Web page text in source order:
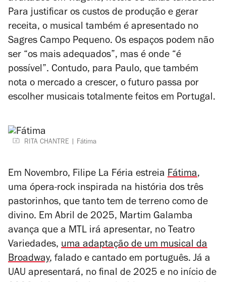
Para justificar os custos de produção e gerar
receita, o musical também é apresentado no
Sagres Campo Pequeno. Os espaços podem não
ser “os mais adequados”, mas é onde “é
possível”. Contudo, para Paulo, que também
nota o mercado a crescer, o futuro passa por
escolher musicais totalmente feitos em Portugal.
RITA CHANTRE Fátima
Em Novembro, Filipe La Féria estreia Fátima,
uma ópera-rock inspirada na história dos três
pastorinhos, que tanto tem de terreno como de
divino. Em Abril de 2025, Martim Galamba
avança que a MTL irá apresentar, no Teatro
Variedades, uma adaptação de um musical da
Broadway, falado e cantado em português. Já a
UAU apresentará, no final de 2025 e no início de